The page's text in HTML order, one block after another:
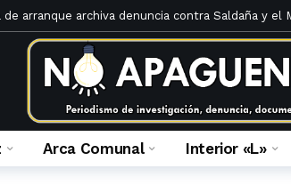
arranque archiva denuncia contra Saldaña y el
Materia Criminal de 1920 comentado por Juan
ilegal de derechos en el Caso Mall Plaza
fiscal que la investiga
Los Portales del inframundo 2 meses ago
Quispe: crónica de una absolución
verá la apelación de sentencia de María
Arca Comunal Interior «L»